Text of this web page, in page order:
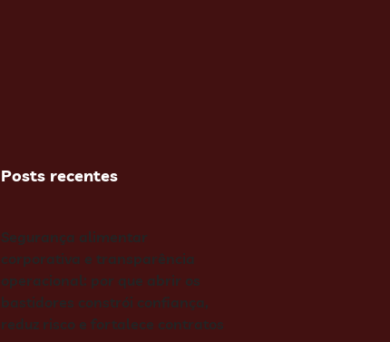
Posts recentes
Segurança alimentar
corporativa e transparência
operacional: por que abrir os
bastidores constrói confiança,
reduz risco e fortalece contratos